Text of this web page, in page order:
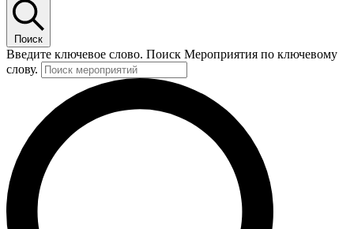
Поиск
Введите ключевое слово. Поиск Мероприятия по ключевому
слову.